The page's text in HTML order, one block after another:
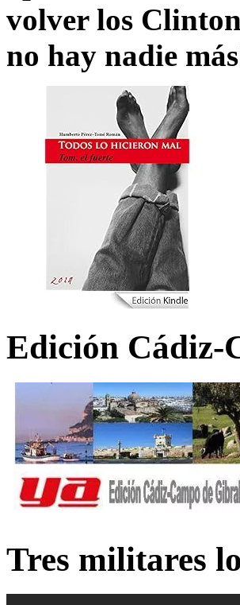
volver los
no hay nadie
Edición Cádiz-
Tres militares